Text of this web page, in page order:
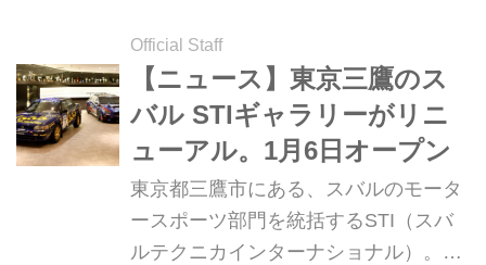
Official Staff
【ニュース】東京三鷹のス
バル STIギャラリーがリニ
ューアル。1月6日オープン
東京都三鷹市にある、スバルのモータ
ースポーツ部門を統括するSTI（スバ
ルテクニカインターナショナル）。そ